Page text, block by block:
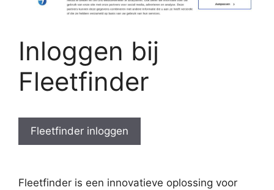
Inloggen bij
Fleetfinder
Fleetfinder inloggen
Fleetfinder is een innovatieve oplossing voor